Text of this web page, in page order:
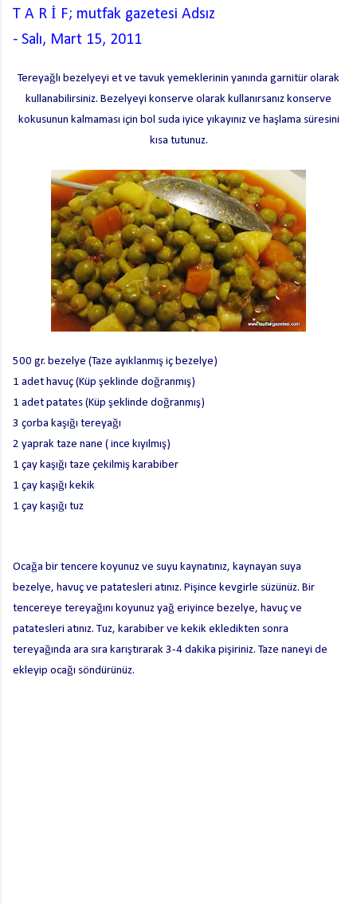
T A R İ F; mutfak gazetesi Adsız
- Salı, Mart 15, 2011
Tereyağlı bezelyeyi et ve tavuk yemeklerinin yanında garnitür olarak
kullanabilirsiniz. Bezelyeyi konserve olarak kullanırsanız konserve
kokusunun kalmaması için bol suda iyice yıkayınız ve haşlama süresini
kısa tutunuz.
500 gr. bezelye (Taze ayıklanmış iç bezelye)
1 adet havuç (Küp şeklinde doğranmış)
1 adet patates (Küp şeklinde doğranmış)
3 çorba kaşığı tereyağı
2 yaprak taze nane ( ince kıyılmış)
1 çay kaşığı taze çekilmiş karabiber
1 çay kaşığı kekik
1 çay kaşığı tuz
Ocağa bir tencere koyunuz ve suyu kaynatınız, kaynayan suya
bezelye, havuç ve patatesleri atınız. Pişince kevgirle süzünüz. Bir
tencereye tereyağını koyunuz yağ eriyince bezelye, havuç ve
patatesleri atınız. Tuz, karabiber ve kekik ekledikten sonra
tereyağında ara sıra karıştırarak 3-4 dakika pişiriniz. Taze naneyi de
ekleyip ocağı söndürünüz.